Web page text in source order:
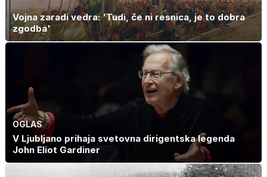
Vojna zaradi vedra: 'Tudi, če ni resnica, je to dobra
zgodba'
OGLAS
V Ljubljano prihaja svetovna dirigentska legenda
John Eliot Gardiner